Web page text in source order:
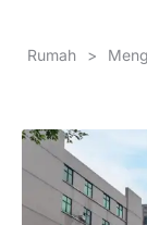
Rumah >